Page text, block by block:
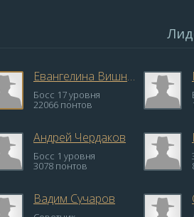
Евангелина Вишневская
Босс 17 уровня
22066 понтов
Андрей Чердаков
Босс 1 уровня
3078 понтов
Вадим Сучаров